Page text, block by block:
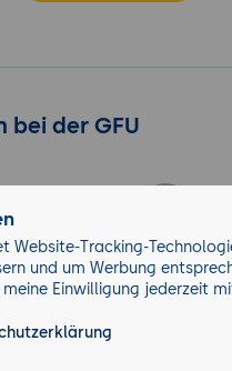
bei der GFU
Website-Tracking-
und um Werbung
Einwilligung jederzeit